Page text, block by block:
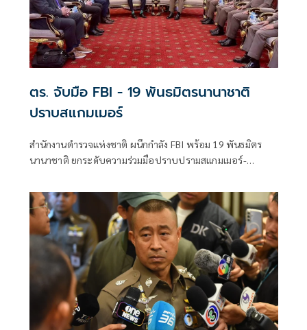
ตร. จับมือ FBI - 19 พันธมิตรนานาชาติ
ปราบสแกมเมอร์
สำนักงานตำรวจแห่งชาติ ผนึกกำลัง FBI พร้อม 19 พันธมิตร
นานาชาติ ยกระดับความร่วมมือปราบปรามสแกมเมอร์-